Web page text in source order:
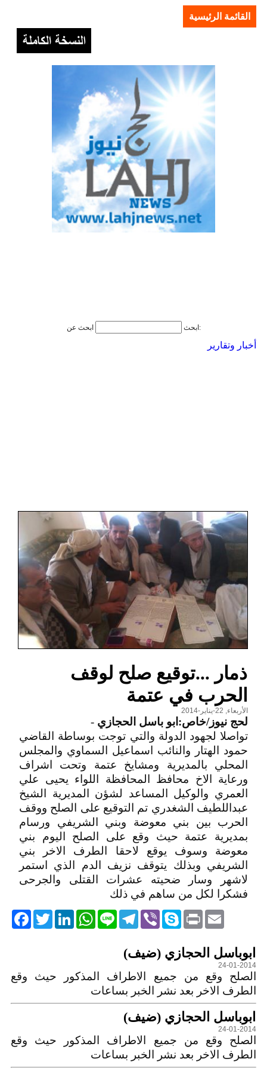
القائمة الرئيسية
ابحث ابحث عن:
أخبار وتقارير
ذمار ...توقيع صلح لوقف
الحرب في عتمة
الأربعاء, 22-يناير-2014
لحج نيوز/خاص:ابو باسل الحجازي -
تواصلا لجهود الدولة والتي توجت بوساطة القاضي
حمود الهتار والنائب اسماعيل السماوي والمجلس
المحلي بالمديرية ومشايخ عتمة وتحت اشراف
ورعاية الاخ محافظ المحافظة اللواء يحيى علي
العمري والوكيل المساعد لشؤن المديرية الشيخ
عبداللطيف الشغدري تم التوقيع على الصلح ووقف
الحرب بين بني معوضة وبني الشريفي ورسام
بمديرية عتمة حيث وقع على الصلح اليوم بني
معوضة وسوف يوقع لاحقا الطرف الاخر بني
الشريفي وبذلك يتوقف نزيف الدم الذي استمر
لاشهر وسار ضحيته عشرات القتلى والجرحى
فشكرا لكل من ساهم في ذلك
TwitterLinkedIn
WhatsApp Line
Telegram ViberSkype PrintEmail
ابوباسل الحجازي (ضيف)
24-01-2014
الصلح وقع من جميع الاطراف المذكور حيث وقع
الطرف الاخر بعد نشر الخبر بساعات
ابوباسل الحجازي (ضيف)
24-01-2014
الصلح وقع من جميع الاطراف المذكور حيث وقع
الطرف الاخر بعد نشر الخبر بساعات